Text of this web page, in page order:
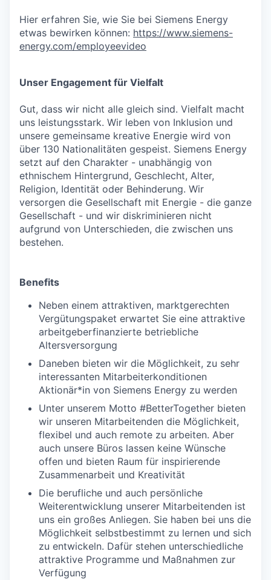
Hier erfahren Sie, wie Sie bei Siemens Energy
etwas bewirken können: https://www.siemens-
energy.com/employeevideo
Unser Engagement für Vielfalt
Gut, dass wir nicht alle gleich sind. Vielfalt macht
uns leistungsstark. Wir leben von Inklusion und
unsere gemeinsame kreative Energie wird von
über 130 Nationalitäten gespeist. Siemens Energy
setzt auf den Charakter - unabhängig von
ethnischem Hintergrund, Geschlecht, Alter,
Religion, Identität oder Behinderung. Wir
versorgen die Gesellschaft mit Energie - die ganze
Gesellschaft - und wir diskriminieren nicht
aufgrund von Unterschieden, die zwischen uns
bestehen.
Benefits
Neben einem attraktiven, marktgerechten
Vergütungspaket erwartet Sie eine attraktive
arbeitgeberfinanzierte betriebliche
Altersversorgung
Daneben bieten wir die Möglichkeit, zu sehr
interessanten Mitarbeiterkonditionen
Aktionär*in von Siemens Energy zu werden
Unter unserem Motto #BetterTogether bieten
wir unseren Mitarbeitenden die Möglichkeit,
flexibel und auch remote zu arbeiten. Aber
auch unsere Büros lassen keine Wünsche
offen und bieten Raum für inspirierende
Zusammenarbeit und Kreativität
Die berufliche und auch persönliche
Weiterentwicklung unserer Mitarbeitenden ist
uns ein großes Anliegen. Sie haben bei uns die
Möglichkeit selbstbestimmt zu lernen und sich
zu entwickeln. Dafür stehen unterschiedliche
attraktive Programme und Maßnahmen zur
Verfügung